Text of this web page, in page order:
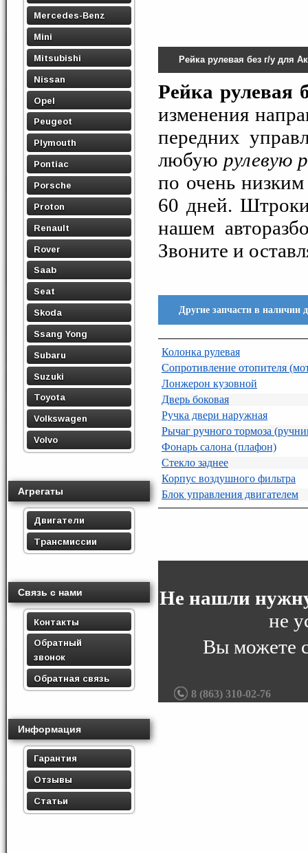
Mercedes-Benz
Mini
Mitsubishi
Nissan
Opel
Peugeot
Plymouth
Pontiac
Porsche
Proton
Renault
Rover
Saab
Seat
Skoda
Ssang Yong
Subaru
Suzuki
Toyota
Volkswagen
Volvo
Агрегаты
Двигатели
Трансмиссии
Связь с нами
Контакты
Обратный
звонок
Обратная связь
Информация
Гарантия
Отзывы
Статьи
Рейка рулевая без г/у для
Рейка рулевая
изменения
передних
любую рулевую
по очень
60 дней.
нашем
Звоните и
Другие запчасти в наличии
Колонка рулевая
Сопротивление отопителя
Лонжерон кузовной
Дверь боковая
Ручка двери наружная
Рычаг ручного тормоза
Фонарь салона (плафон)
Стекло заднее
Корпус воздушного фильтра
Блок управления двигателем
Не нашли
не
Вы можете
8 (863) 310-02-76